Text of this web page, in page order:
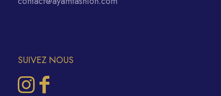
SUIVEZ NOUS